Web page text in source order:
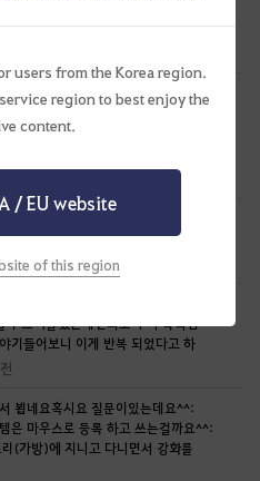
users from the Korea region.
region to best enjoy the
content.
/ EU website
of this region
아침의나라 다 밀었는데...
뵙네요혹시요 질문이 또
릭은없는 마그누스 (아침의나라)
서요혹시 수랑 같은 가문내 61이나
작했는데메인퀘가 보이지 않아요....
ㅜ
스펙올렸는데연회로 주가 폭락빔
기들어보니 이게 반복 되었다고 하
뵙네요혹시요 질문이있는데요^^:
은 마우스로 등록 하고 쓰는걸까요^^:
(가방)에 지니고 다니면서 강화를